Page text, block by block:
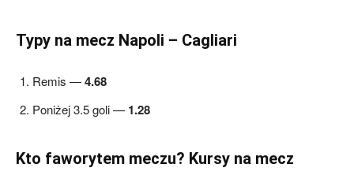
Typy na mecz Napoli – Cagliari
Remis —4.68
Poniżej 3.5 goli — 1.28
Kto faworytem meczu? Kursy na mecz